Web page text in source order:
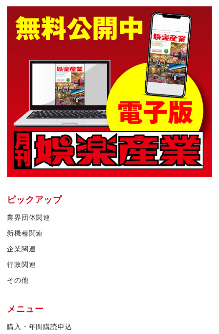
ピックアップ
業界団体関連
新機種関連
企業関連
行政関連
その他
メニュー
購入・年間購読申込